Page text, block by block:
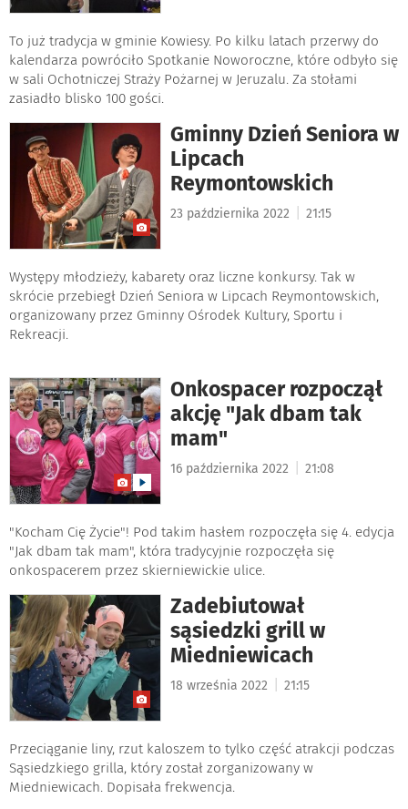
To już tradycja w gminie Kowiesy. Po kilku latach przerwy do
kalendarza powróciło Spotkanie Noworoczne, które odbyło się
w sali Ochotniczej Straży Pożarnej w Jeruzalu. Za stołami
zasiadło blisko 100 gości.
Gminny Dzień Seniora w
Lipcach
Reymontowskich
23 października 2022 21:15
Występy młodzieży, kabarety oraz liczne konkursy. Tak w
skrócie przebiegł Dzień Seniora w Lipcach Reymontowskich,
organizowany przez Gminny Ośrodek Kultury, Sportu i
Rekreacji.
Onkospacer rozpoczął
akcję "Jak dbam tak
mam"
16 października 2022 21:08
"Kocham Cię Życie"! Pod takim hasłem rozpoczęła się 4. edycja
"Jak dbam tak mam", która tradycyjnie rozpoczęła się
onkospacerem przez skierniewickie ulice.
Zadebiutował
sąsiedzki grill w
Miedniewicach
18 września 2022 21:15
Przeciąganie liny, rzut kaloszem to tylko część atrakcji podczas
Sąsiedzkiego grilla, który został zorganizowany w
Miedniewicach. Dopisała frekwencja.